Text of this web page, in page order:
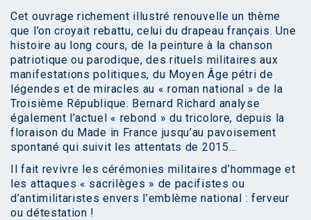
Cet ouvrage richement illustré renouvelle un thème
que l’on croyait rebattu, celui du drapeau français. Une
histoire au long cours, de la peinture à la chanson
patriotique ou parodique, des rituels militaires aux
manifestations politiques, du Moyen Âge pétri de
légendes et de miracles au « roman national » de la
Troisième République. Bernard Richard analyse
également l’actuel « rebond » du tricolore, depuis la
floraison du Made in France jusqu’au pavoisement
spontané qui suivit les attentats de 2015…
Il fait revivre les cérémonies militaires d’hommage et
les attaques « sacrilèges » de pacifistes ou
d’antimilitaristes envers l’emblème national : ferveur
ou détestation !